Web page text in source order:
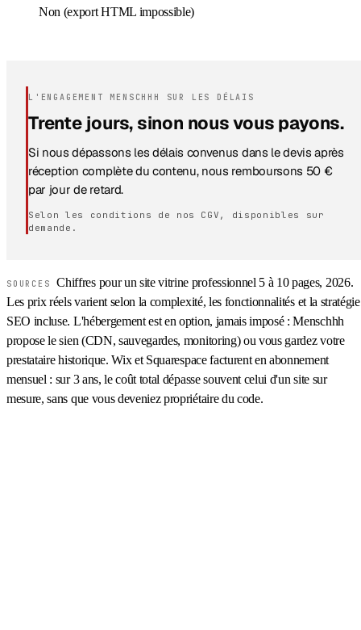
Non (export HTML impossible)
L'ENGAGEMENT MENSCHHH SUR LES DÉLAIS
Trente jours, sinon nous vous payons.
Si nous dépassons les délais convenus dans le devis après
réception complète du contenu, nous remboursons 50 €
par jour de retard.
Selon les conditions de nos CGV, disponibles sur
demande.
SOURCESChiffres pour un site vitrine professionnel 5 à 10 pages, 2026.
Les prix réels varient selon la complexité, les fonctionnalités et la stratégie
SEO incluse. L'hébergement est en option, jamais imposé : Menschhh
propose le sien (CDN, sauvegardes, monitoring) ou vous gardez votre
prestataire historique. Wix et Squarespace facturent en abonnement
mensuel : sur 3 ans, le coût total dépasse souvent celui d'un site sur
mesure, sans que vous deveniez propriétaire du code.